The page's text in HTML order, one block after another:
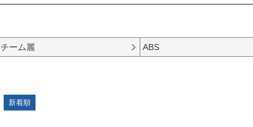
チーム麗 ABS
新着順